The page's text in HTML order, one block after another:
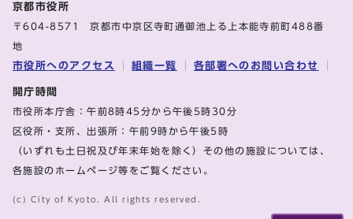
京都市役所
〒604-8571 京都市中京区寺町通御池上る上本能寺前町488番
地
市役所へのアクセス 組織一覧 各部署へのお問い合わせ
開庁時間
市役所本庁舎：午前8時45分から午後5時30分
区役所・支所、出張所：午前9時から午後5時
（いずれも土日祝及び年末年始を除く）その他の施設については、
各施設のホームページ等をご覧ください。
(c) City of Kyoto. All rights reserved.